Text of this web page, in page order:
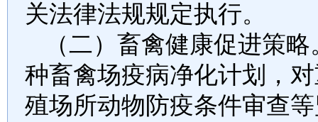
关法律法规规定执行。
（二）畜禽健康促进策略
种畜禽场疫病净化计划，
殖场所动物防疫条件审查